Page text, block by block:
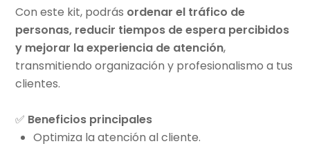
Con este kit, podrás ordenar el tráfico de
personas, reducir tiempos de espera percibidos
y mejorar la experiencia de atención,
transmitiendo organización y profesionalismo a tus
clientes.
✅ Beneficios principales
Optimiza la atención al cliente.